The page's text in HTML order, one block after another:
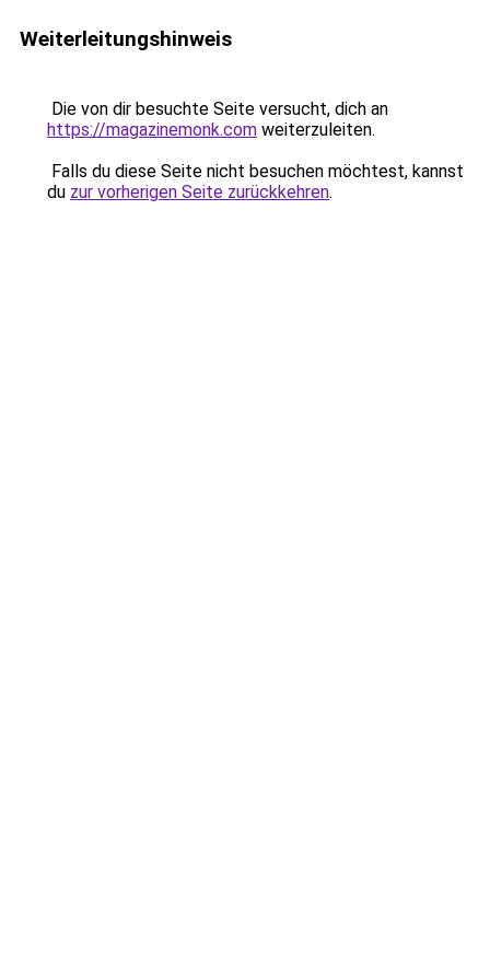
Weiterleitungshinweis
Die von dir besuchte Seite versucht, dich an
https://magazinemonk.com weiterzuleiten.
Falls du diese Seite nicht besuchen möchtest, kannst
du zur vorherigen Seite zurückkehren.